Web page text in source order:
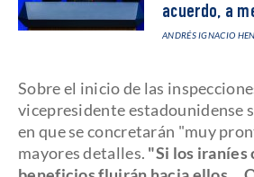
acuerdo, a
ANDRÉS IGNACIO
Sobre el inicio de las
vicepresidente estadounidense
en que se concretarán "muy
mayores detalles. "Si los iraníes